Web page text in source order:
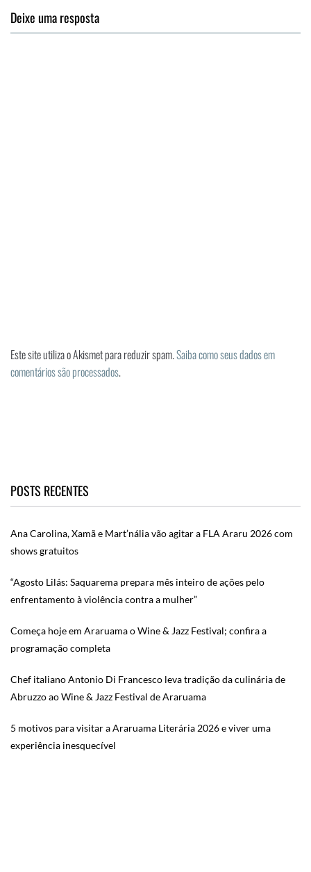
Deixe uma resposta
Este site utiliza o Akismet para reduzir spam.Saiba como seus dados em
comentários são processados.
POSTS RECENTES
Ana Carolina, Xamã e Mart’nália vão agitar a FLA Araru 2026 com
shows gratuitos
“Agosto Lilás: Saquarema prepara mês inteiro de ações pelo
enfrentamento à violência contra a mulher”
Começa hoje em Araruama o Wine & Jazz Festival; confira a
programação completa
Chef italiano Antonio Di Francesco leva tradição da culinária de
Abruzzo ao Wine & Jazz Festival de Araruama
5 motivos para visitar a Araruama Literária 2026 e viver uma
experiência inesquecível